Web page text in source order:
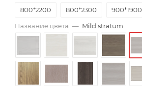
800*2200 800*2300 900*1900
900*2050 900*2100
Название цвета — Mild stratum